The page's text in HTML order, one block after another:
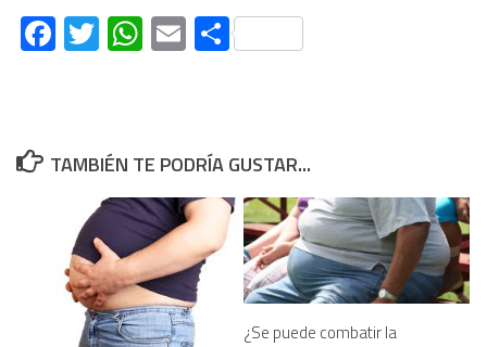
Facebook
Twitter
WhatsApp
EmailCompartir
TAMBIÉN TE PODRÍA GUSTAR...
¿Se puede combatir la